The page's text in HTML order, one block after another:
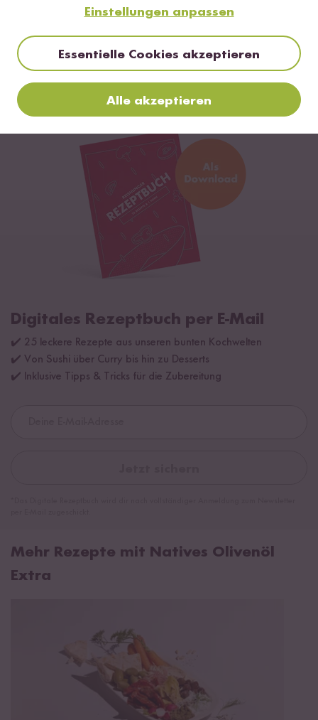
Wok Öl Knoblauch-
Ingwer
37
Erdnussöl
ab 9,99 €19,98 € / L
Digitales Rezeptbuch per E-Mail
✔️ 25 leckere Rezepte aus unseren bunten Kochwelten
✔️ Von Sushi über Curry bis hin zu Desserts
✔️ Inklusive Tipps & Tricks für die Zubereitung
Mehr Rezepte mit Natives Olivenöl
Extra
Einstellungen anpassen
Essentielle Cookies akzeptieren
Alle akzeptieren